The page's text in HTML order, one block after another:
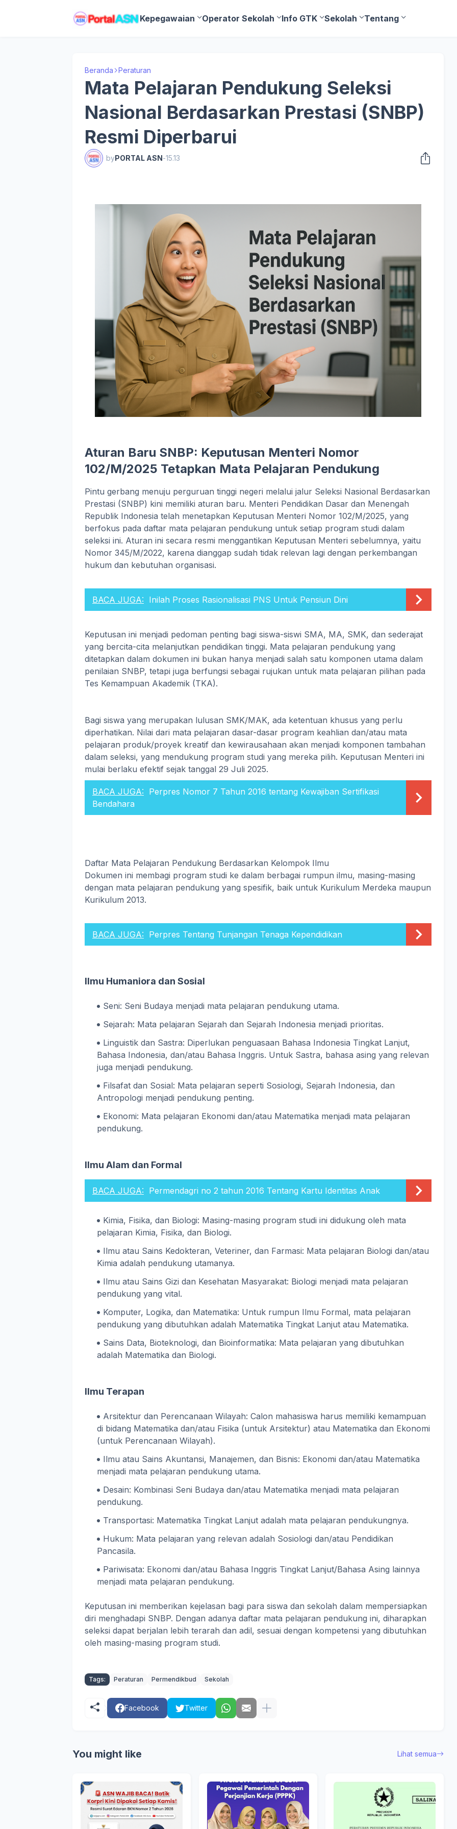
Kepegawaian Operator Sekolah Info GTK Sekolah Tentang
Beranda Peraturan
Mata Pelajaran Pendukung Seleksi
Nasional Berdasarkan Prestasi (SNBP)
Resmi Diperbarui
byPORTAL ASN-15.13
Aturan Baru SNBP: Keputusan Menteri Nomor
102/M/2025 Tetapkan Mata Pelajaran Pendukung
Pintu gerbang menuju perguruan tinggi negeri melalui jalur Seleksi Nasional Berdasarkan
Prestasi (SNBP) kini memiliki aturan baru. Menteri Pendidikan Dasar dan Menengah
Republik Indonesia telah menetapkan Keputusan Menteri Nomor 102/M/2025, yang
berfokus pada daftar mata pelajaran pendukung untuk setiap program studi dalam
seleksi ini. Aturan ini secara resmi menggantikan Keputusan Menteri sebelumnya, yaitu
Nomor 345/M/2022, karena dianggap sudah tidak relevan lagi dengan perkembangan
hukum dan kebutuhan organisasi.
BACA JUGA: Inilah Proses Rasionalisasi PNS Untuk Pensiun Dini
Keputusan ini menjadi pedoman penting bagi siswa-siswi SMA, MA, SMK, dan sederajat
yang bercita-cita melanjutkan pendidikan tinggi. Mata pelajaran pendukung yang
ditetapkan dalam dokumen ini bukan hanya menjadi salah satu komponen utama dalam
penilaian SNBP, tetapi juga berfungsi sebagai rujukan untuk mata pelajaran pilihan pada
Tes Kemampuan Akademik (TKA).
Bagi siswa yang merupakan lulusan SMK/MAK, ada ketentuan khusus yang perlu
diperhatikan. Nilai dari mata pelajaran dasar-dasar program keahlian dan/atau mata
pelajaran produk/proyek kreatif dan kewirausahaan akan menjadi komponen tambahan
dalam seleksi, yang mendukung program studi yang mereka pilih. Keputusan Menteri ini
mulai berlaku efektif sejak tanggal 29 Juli 2025.
BACA JUGA: Perpres Nomor 7 Tahun 2016 tentang Kewajiban Sertifikasi
Bendahara
Daftar Mata Pelajaran Pendukung Berdasarkan Kelompok Ilmu
Dokumen ini membagi program studi ke dalam berbagai rumpun ilmu, masing-masing
dengan mata pelajaran pendukung yang spesifik, baik untuk Kurikulum Merdeka maupun
Kurikulum 2013.
BACA JUGA: Perpres Tentang Tunjangan Tenaga Kependidikan
Ilmu Humaniora dan Sosial
Seni: Seni Budaya menjadi mata pelajaran pendukung utama.
Sejarah: Mata pelajaran Sejarah dan Sejarah Indonesia menjadi prioritas.
Linguistik dan Sastra: Diperlukan penguasaan Bahasa Indonesia Tingkat Lanjut,
Bahasa Indonesia, dan/atau Bahasa Inggris. Untuk Sastra, bahasa asing yang relevan
juga menjadi pendukung.
Filsafat dan Sosial: Mata pelajaran seperti Sosiologi, Sejarah Indonesia, dan
Antropologi menjadi pendukung penting.
Ekonomi: Mata pelajaran Ekonomi dan/atau Matematika menjadi mata pelajaran
pendukung.
Ilmu Alam dan Formal
BACA JUGA: Permendagri no 2 tahun 2016 Tentang Kartu Identitas Anak
Kimia, Fisika, dan Biologi: Masing-masing program studi ini didukung oleh mata
pelajaran Kimia, Fisika, dan Biologi.
Ilmu atau Sains Kedokteran, Veteriner, dan Farmasi: Mata pelajaran Biologi dan/atau
Kimia adalah pendukung utamanya.
Ilmu atau Sains Gizi dan Kesehatan Masyarakat: Biologi menjadi mata pelajaran
pendukung yang vital.
Komputer, Logika, dan Matematika: Untuk rumpun Ilmu Formal, mata pelajaran
pendukung yang dibutuhkan adalah Matematika Tingkat Lanjut atau Matematika.
Sains Data, Bioteknologi, dan Bioinformatika: Mata pelajaran yang dibutuhkan
adalah Matematika dan Biologi.
Ilmu Terapan
Arsitektur dan Perencanaan Wilayah: Calon mahasiswa harus memiliki kemampuan
di bidang Matematika dan/atau Fisika (untuk Arsitektur) atau Matematika dan Ekonomi
(untuk Perencanaan Wilayah).
Ilmu atau Sains Akuntansi, Manajemen, dan Bisnis: Ekonomi dan/atau Matematika
menjadi mata pelajaran pendukung utama.
Desain: Kombinasi Seni Budaya dan/atau Matematika menjadi mata pelajaran
pendukung.
Transportasi: Matematika Tingkat Lanjut adalah mata pelajaran pendukungnya.
Hukum: Mata pelajaran yang relevan adalah Sosiologi dan/atau Pendidikan
Pancasila.
Pariwisata: Ekonomi dan/atau Bahasa Inggris Tingkat Lanjut/Bahasa Asing lainnya
menjadi mata pelajaran pendukung.
Keputusan ini memberikan kejelasan bagi para siswa dan sekolah dalam mempersiapkan
diri menghadapi SNBP. Dengan adanya daftar mata pelajaran pendukung ini, diharapkan
seleksi dapat berjalan lebih terarah dan adil, sesuai dengan kompetensi yang dibutuhkan
oleh masing-masing program studi.
Tags: Peraturan Permendikbud Sekolah
Facebook Twitter
You might like Lihat semua